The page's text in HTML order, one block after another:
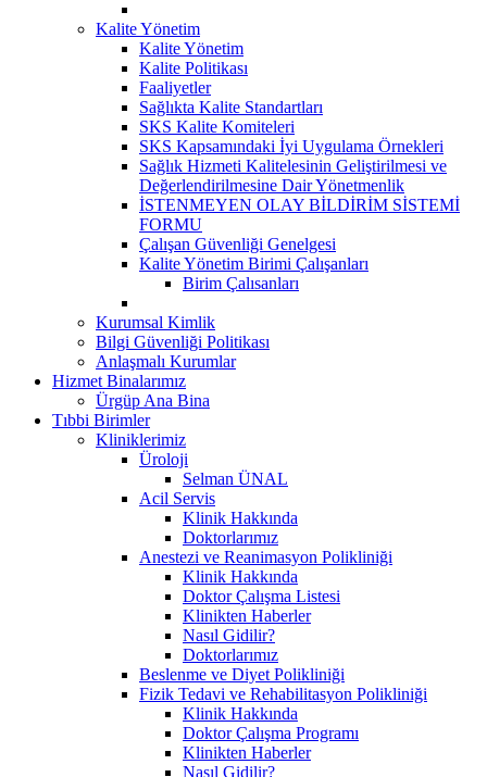
Kalite Yönetim
Kalite Yönetim
Kalite Politikası
Faaliyetler
Sağlıkta Kalite Standartları
SKS Kalite Komiteleri
SKS Kapsamındaki İyi Uygulama Örnekleri
Sağlık Hizmeti Kalitelesinin Geliştirilmesi ve
Değerlendirilmesine Dair Yönetmenlik
İSTENMEYEN OLAY BİLDİRİM SİSTEMİ
FORMU
Çalışan Güvenliği Genelgesi
Kalite Yönetim Birimi Çalışanları
Birim Çalısanları
Kurumsal Kimlik
Bilgi Güvenliği Politikası
Anlaşmalı Kurumlar
Hizmet Binalarımız
Ürgüp Ana Bina
Tıbbi Birimler
Kliniklerimiz
Üroloji
Selman ÜNAL
Acil Servis
Klinik Hakkında
Doktorlarımız
Anestezi ve Reanimasyon Polikliniği
Klinik Hakkında
Doktor Çalışma Listesi
Klinikten Haberler
Nasıl Gidilir?
Doktorlarımız
Beslenme ve Diyet Polikliniği
Fizik Tedavi ve Rehabilitasyon Polikliniği
Klinik Hakkında
Doktor Çalışma Programı
Klinikten Haberler
Nasıl Gidilir?